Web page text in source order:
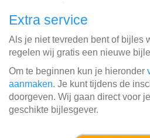
Extra service
Als je niet tevreden bent of bijles
regelen wij gratis een nieuwe
Om te beginnen kun je hieronder
aanmaken. Je kunt tijdens de
doorgeven. Wij gaan direct voor
geschikte bijlesgever.